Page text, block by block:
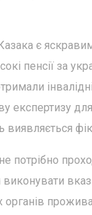
є
пенсії за
експертизу
виявляється
потрібно
органів